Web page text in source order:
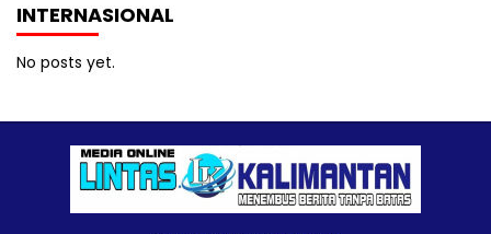
INTERNASIONAL
No posts yet.